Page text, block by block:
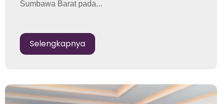
Sumbawa Barat pada...
Selengkapnya